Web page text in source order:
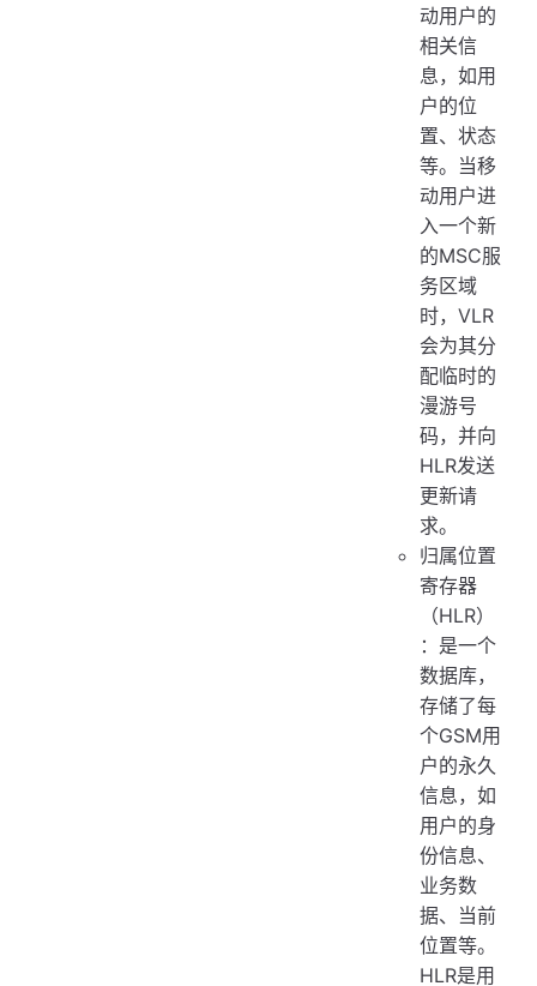
动用户的
相关信
息，如用
户的位
置、状态
等。当移
动用户进
入一个新
的MSC服
务区域
时，VLR
会为其分
配临时的
漫游号
码，并向
HLR发送
更新请
求。
归属位置
寄存器
（HLR）
：是一个
数据库，
存储了每
个GSM用
户的永久
信息，如
用户的身
份信息、
业务数
据、当前
位置等。
HLR是用